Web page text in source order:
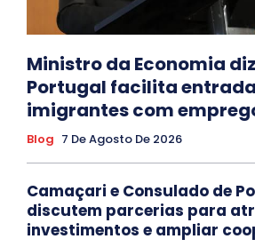
Ministro da Economia
Portugal facilita
imigrantes com
Blog 7 De Agosto De 2026
Camaçari e Consulado de
discutem parcerias para
investimentos e ampliar